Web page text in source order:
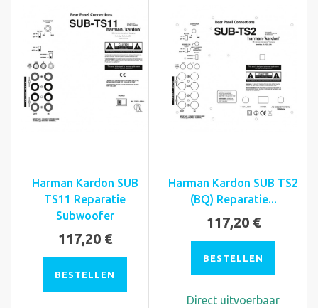
Harman Kardon SUB
TS11 Reparatie
Subwoofer
117,20 €
BESTELLEN
Harman Kardon SUB TS2
(BQ) Reparatie...
117,20 €
BESTELLEN
Direct uitvoerbaar